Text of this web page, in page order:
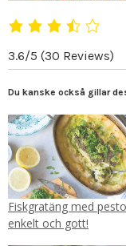
3.6/5 (30 Reviews)
Du kanske också gillar
Fiskgratäng med
enkelt och gott!